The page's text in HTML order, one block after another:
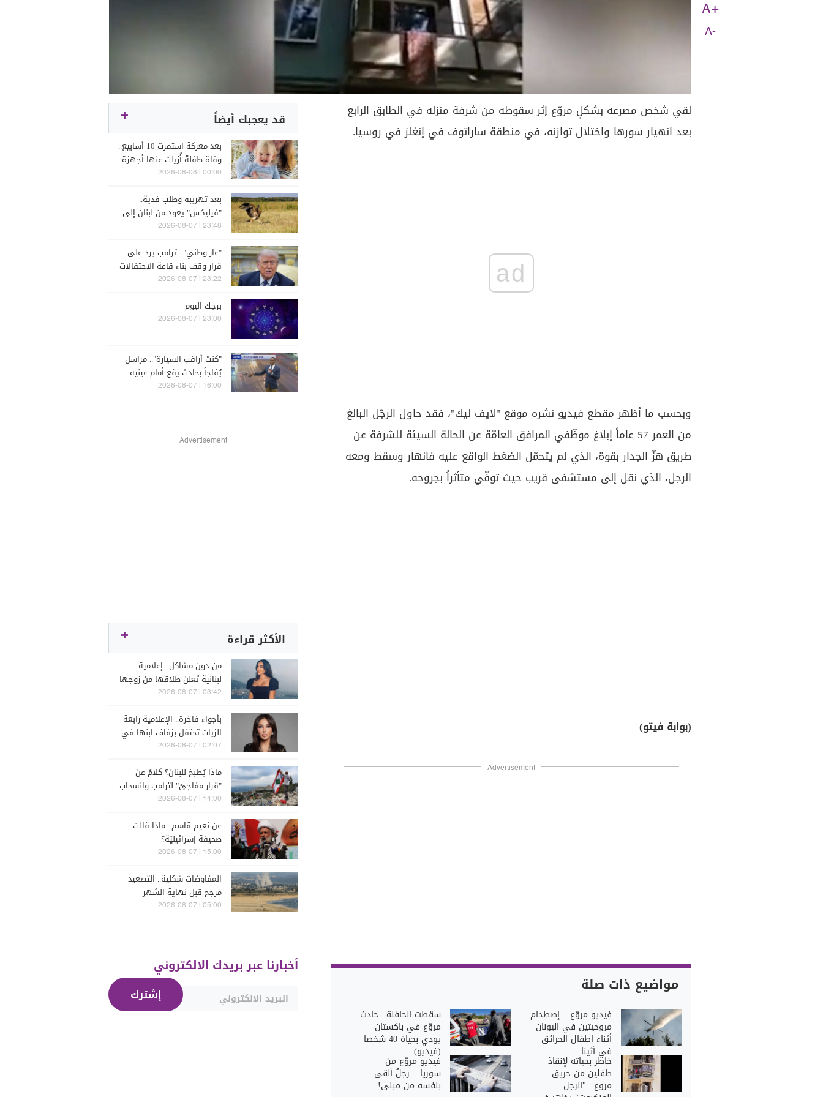
A+
A-
لقي شخص مصرعه بشكلٍ مروّع إثر سقوطه من شرفة منزله في الطابق الرابع
بعد انهيار سورها واختلال توازنه، في منطقة ساراتوف في إنغلز في روسيا.
ad
وبحسب ما أظهر مقطع فيديو نشره موقع "لايف ليك"، فقد حاول الرجّل البالغ
من العمر 57 عاماً إبلاغ موظّفي المرافق العامّة عن الحالة السيئة للشرفة عن
طريق هزّ الجدار بقوة، الذي لم يتحمّل الضغط الواقع عليه فانهار وسقط ومعه
الرجل، الذي نقل إلى مستشفى قريب حيث توفّي متأثراً بجروحه.
(بوابة فيتو)
Advertisement
مواضيع ذات صلة
فيديو مروّع... إصطدام
مروحيتين في اليونان
أثناء إطفال الحرائق
في أثينا
سقطت الحافلة.. حادث
مروّع في باكستان
يودي بحياة 40 شخصا
(فيديو)
خاطر بحياته لإنقاذ
طفلين من حريق
مروع.. "الرجل
فيديو مروّع من
سوريا... رجلٌ ألقى
بنفسه من مبنى!
قد يعجبك أيضاً
بعد معركة استمرت 10 أسابيع..
وفاة طفلة أُزيلت عنها أجهزة
الإنعاش
00:00 | 2026-08-08
بعد تهريبه وطلب فدية..
"فيليكس" يعود من لبنان إلى
صربيا
23:48 | 2026-08-07
"عار وطني".. ترامب يرد على
قرار وقف بناء قاعة الاحتفالات
في البيت الأبيض وسيطعن
23:22 | 2026-08-07
برجك اليوم
23:00 | 2026-08-07
"كنت أراقب السيارة".. مراسل
يُفاجأ بحادث يقع أمام عينيه
16:00 | 2026-08-07
Advertisement
الأكثر قراءة
من دون مشاكل.. إعلامية
لبنانية تُعلن طلاقها من زوجها
رجل الأعمال
03:42 | 2026-08-07
بأجواء فاخرة.. الإعلامية رابعة
الزيات تحتفل بزفاف ابنها في
البترون (فيديو)
02:07 | 2026-08-07
ماذا يُطبخ للبنان؟ كلامٌ عن
"قرار مفاجئ" لترامب وانسحاب
إسرائيل
14:00 | 2026-08-07
عن نعيم قاسم.. ماذا قالت
صحيفة إسرائيليّة؟
15:00 | 2026-08-07
المفاوضات شكلية.. التصعيد
مرجح قبل نهاية الشهر
05:00 | 2026-08-07
أخبارنا عبر بريدك الالكتروني
إشترك